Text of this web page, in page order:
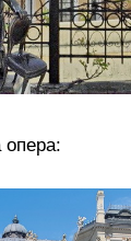
опера: